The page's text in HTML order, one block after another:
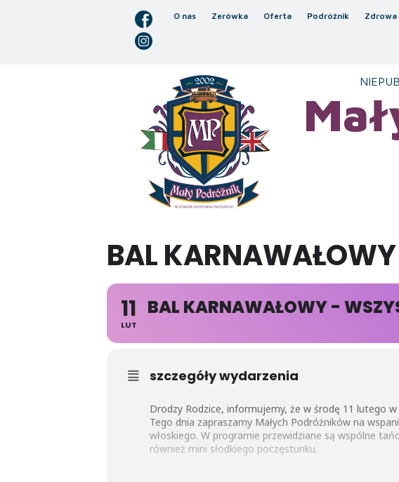
O nas Zerówka Oferta Podróżnik Zdrowa
BAL
11
LUT
BAL KARNAWAŁOWY -
szczegóły wydarzenia
Drodzy Rodzice, informujemy, że w środę 11 lutego
Tego dnia zapraszamy Małych Podróżników na
włoskiego. W programie przewidziane są wspólne
również mini słodkiego poczęstunku.